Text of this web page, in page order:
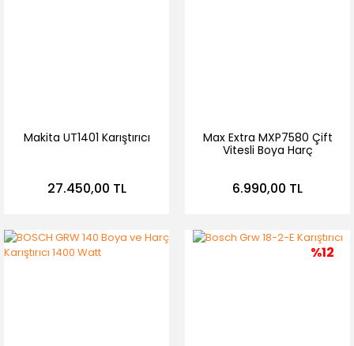
Makita UT1401 Karıştırıcı
27.450,00 TL
Max Extra MXP7580 Çift
Vitesli Boya Harç
6.990,00 TL
%12